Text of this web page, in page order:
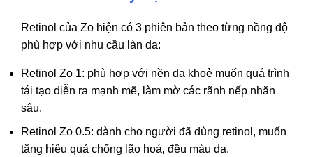
Retinol của Zo hiện có 3 phiên bản theo từng nồng độ
phù hợp với nhu cầu làn da:
Retinol Zo 1: phù hợp với nền da khoẻ muốn quá trình
tái tạo diễn ra mạnh mẽ, làm mờ các rãnh nếp nhăn
sâu.
Retinol Zo 0.5: dành cho người đã dùng retinol, muốn
tăng hiệu quả chống lão hoá, đều màu da.